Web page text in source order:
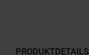
PRODUKTDETAILS